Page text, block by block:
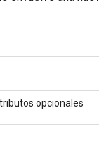
opcionales